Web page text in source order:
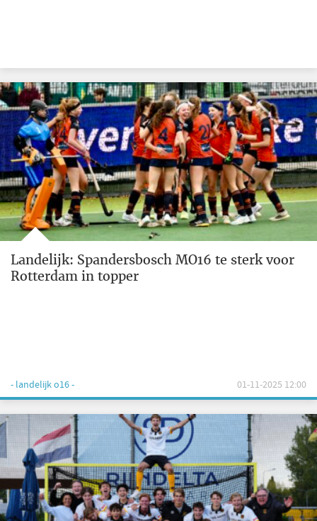
Landelijk: Spandersbosch MO16 te sterk voor
Rotterdam in topper
- landelijk o16 - 01-11-2025 12:00